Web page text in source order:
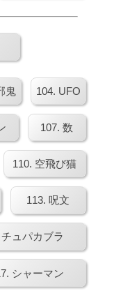
鬼 104. UFO
107. 数
110. 空飛び猫
113. 呪文
ュパカブラ
シャーマン